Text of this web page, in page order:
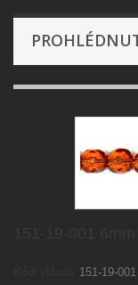
151-19-